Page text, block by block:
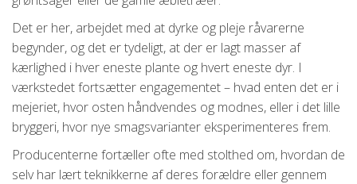
Det er her, arbejdet med at dyrke og pleje råvarerne
begynder, og det er tydeligt, at der er lagt masser af
kærlighed i hver eneste plante og hvert eneste dyr. I
værkstedet fortsætter engagementet – hvad enten det er i
mejeriet, hvor osten håndvendes og modnes, eller i det lille
bryggeri, hvor nye smagsvarianter eksperimenteres frem.
Producenterne fortæller ofte med stolthed om, hvordan de
selv har lært teknikkerne af deres forældre eller gennem